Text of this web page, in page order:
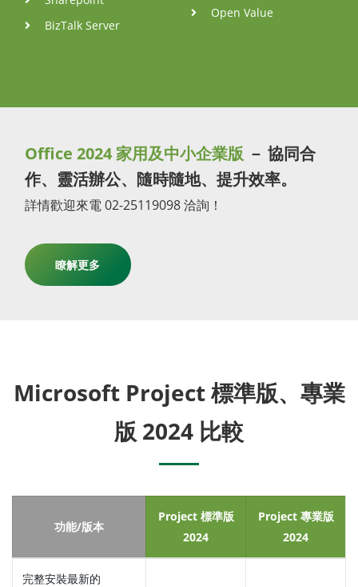
BizTalk Server
Open Value
Office 2024 家用及中小企業版 － 協同合
作、靈活辦公、隨時隨地、提升效率。
詳情歡迎來電 02-25119098 洽詢！
瞭解更多
Microsoft Project 標準版、專業
版 2024 比較
功能/版本
Project 標準版
2024
Project 專業版
2024
完整安裝最新的